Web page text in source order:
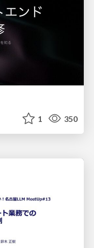
1 350